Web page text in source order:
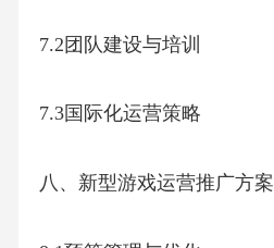
7.2团队建设与培训
7.3国际化运营策略
八、新型游戏运营推广方案